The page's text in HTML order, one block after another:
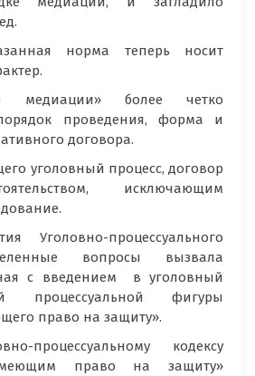
норма теперь носит
более четко
проведения, форма и
договора.
уголовный процесс, договор
исключающим
Уголовно-процессуального
вопросы вызвала
с введением в уголовный
процессуальной фигуры
право на защиту».
процессуальному кодексу
право на защиту»